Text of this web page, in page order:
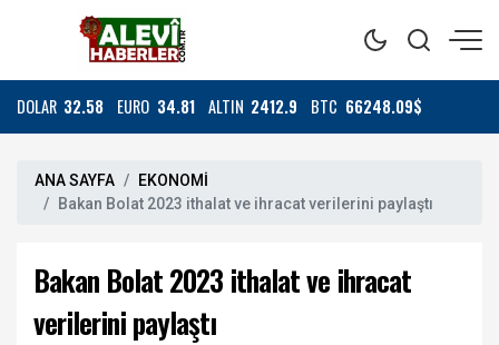
DOLAR 32.58 EURO 34.81 ALTIN 2412.9 BTC 66248.09$
ANA SAYFA
EKONOMİ
Bakan Bolat 2023 ithalat ve ihracat verilerini paylaştı
Bakan Bolat 2023 ithalat ve ihracat
verilerini paylaştı